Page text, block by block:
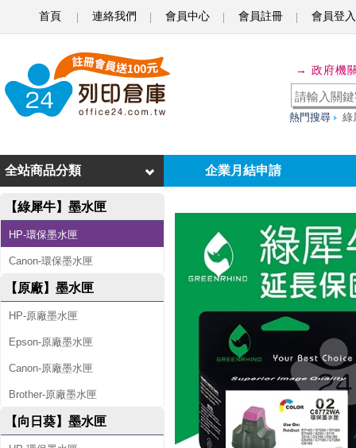
首頁 連絡我們 會員中心 會員註冊 會員登入
犀
牛
o
r
H
P
N
O
0
2
C
8
→ 政府機
熱門搜尋 綠
企業月結申請
全站商品分類
【綠犀牛】墨水匣
HP-環保墨水匣
Canon-環保墨水匣
【原廠】墨水匣
HP-原廠墨水匣
Epson-原廠墨水匣
Canon-原廠墨水匣
Brother-原廠墨水匣
【向日葵】墨水匣